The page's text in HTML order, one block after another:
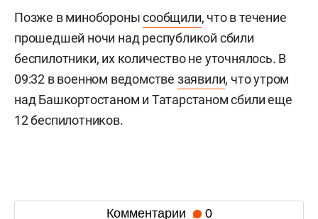
Позже в миноборонысообщили, что в течение
прошедшей ночи над республикой сбили
беспилотники, их количество не уточнялось. В
09:32 в военном ведомстве заявили, что утром
над Башкортостаном и Татарстаном сбили еще
12 беспилотников.
Комментарии 0